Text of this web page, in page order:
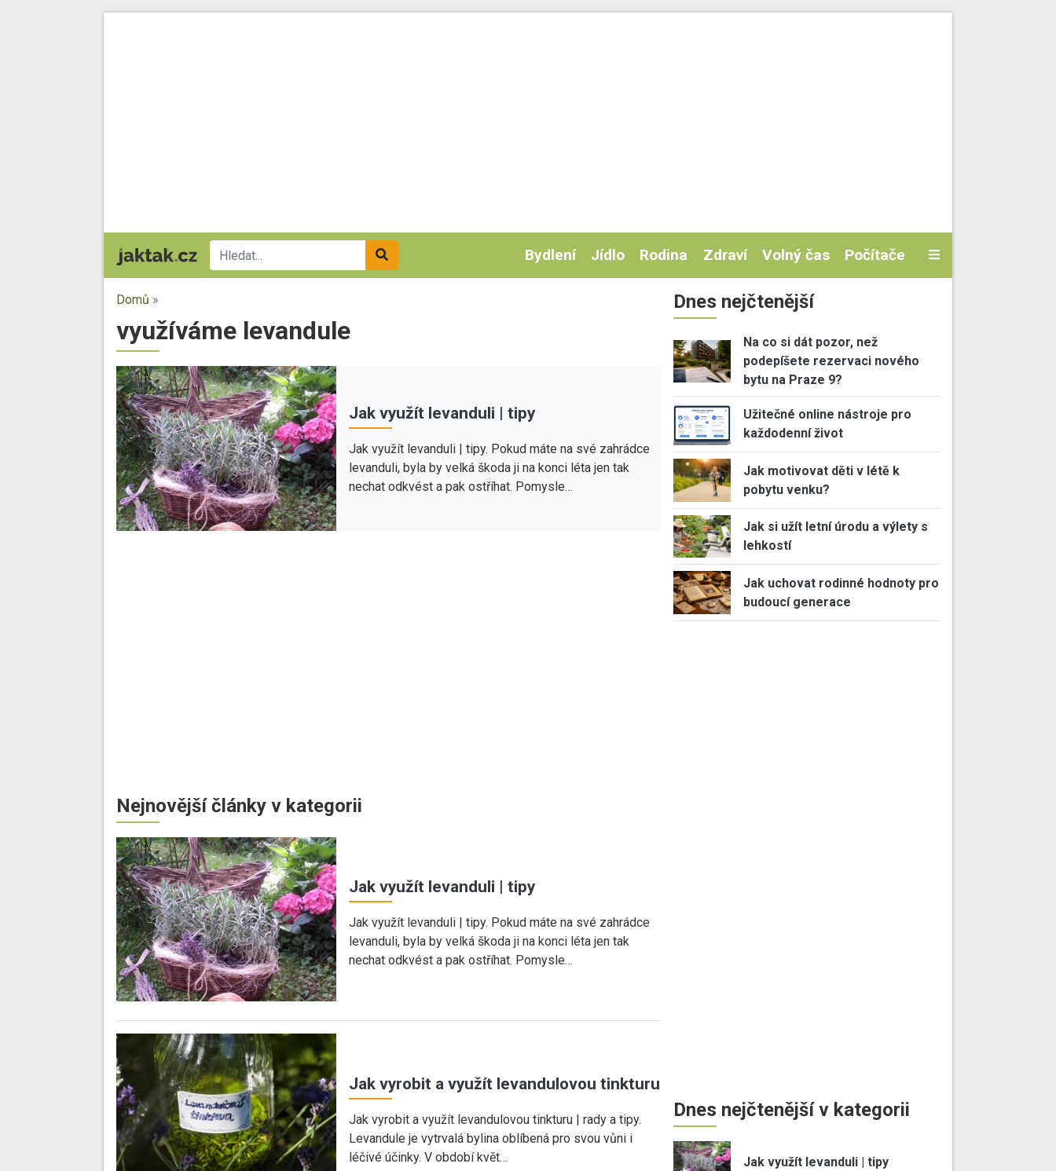
Bydlení Jídlo Rodina Zdraví Volný čas Počítače
Domů »
využíváme levandule
Jak využít levanduli | tipy
Jak využít levanduli | tipy. Pokud máte na své zahrádce
levanduli, byla by velká škoda ji na konci léta jen tak
nechat odkvést a pak ostříhat. Pomysle…
Nejnovější články v kategorii
Jak využít levanduli | tipy
Jak využít levanduli | tipy. Pokud máte na své zahrádce
levanduli, byla by velká škoda ji na konci léta jen tak
nechat odkvést a pak ostříhat. Pomysle…
Jak vyrobit a využít levandulovou tinkturu
Jak vyrobit a využít levandulovou tinkturu | rady a tipy.
Levandule je vytrvalá bylina oblíbená pro svou vůni i
léčivé účinky. V období květ…
Dnes nejčtenější
Na co si dát pozor, než
podepíšete rezervaci nového
bytu na Praze 9?
Užitečné online nástroje pro
každodenní život
Jak motivovat děti v létě k
pobytu venku?
Jak si užít letní úrodu a výlety s
lehkostí
Jak uchovat rodinné hodnoty pro
budoucí generace
Dnes nejčtenější v kategorii
Jak využít levanduli | tipy